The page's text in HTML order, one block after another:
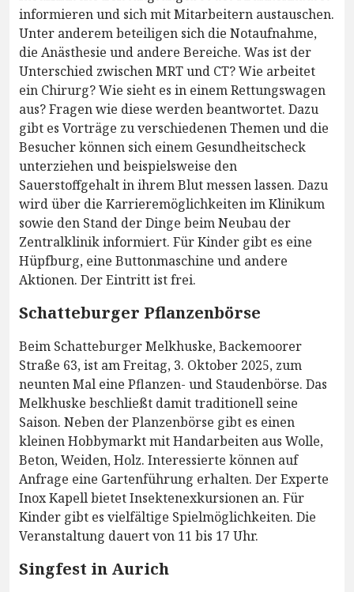
informieren und sich mit Mitarbeitern austauschen.
Unter anderem beteiligen sich die Notaufnahme,
die Anästhesie und andere Bereiche. Was ist der
Unterschied zwischen MRT und CT? Wie arbeitet
ein Chirurg? Wie sieht es in einem Rettungswagen
aus? Fragen wie diese werden beantwortet. Dazu
gibt es Vorträge zu verschiedenen Themen und die
Besucher können sich einem Gesundheitscheck
unterziehen und beispielsweise den
Sauerstoffgehalt in ihrem Blut messen lassen. Dazu
wird über die Karrieremöglichkeiten im Klinikum
sowie den Stand der Dinge beim Neubau der
Zentralklinik informiert. Für Kinder gibt es eine
Hüpfburg, eine Buttonmaschine und andere
Aktionen. Der Eintritt ist frei.
Schatteburger Pflanzenbörse
Beim Schatteburger Melkhuske, Backemoorer
Straße 63, ist am Freitag, 3. Oktober 2025, zum
neunten Mal eine Pflanzen- und Staudenbörse. Das
Melkhuske beschließt damit traditionell seine
Saison. Neben der Planzenbörse gibt es einen
kleinen Hobbymarkt mit Handarbeiten aus Wolle,
Beton, Weiden, Holz. Interessierte können auf
Anfrage eine Gartenführung erhalten. Der Experte
Inox Kapell bietet Insektenexkursionen an. Für
Kinder gibt es vielfältige Spielmöglichkeiten. Die
Veranstaltung dauert von 11 bis 17 Uhr.
Singfest in Aurich